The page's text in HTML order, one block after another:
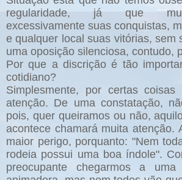
regularidade, já que
excessivamente suas conquistas,
e qualquer local suas vitórias, sem
uma oposição silenciosa, contudo,
Por que a discrição é tão
cotidiano?
Simplesmente, por certas coisas
atenção. De uma constatação,
pois, quer queiramos ou não,
acontece chamará muita atenção.
maior perigo, porquanto: "Nem
rodeia possui uma boa índole".
preocupante chegarmos a uma